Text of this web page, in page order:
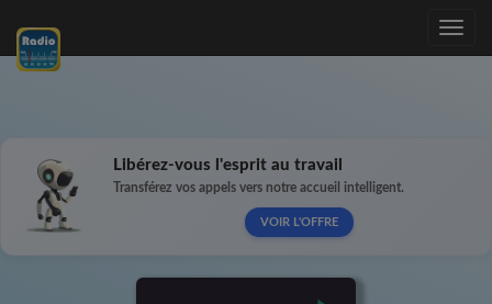
Toggle
Libérez-vous l'esprit au travail
Transférez vos appels vers notre accueil intelligent.
VOIR L'OFFRE